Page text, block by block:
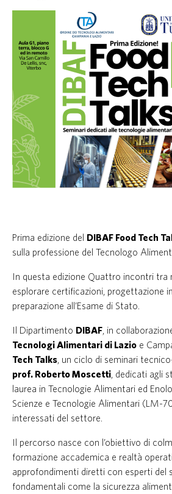
Prima edizione del DIBAF Food Tech
sulla professione del Tecnologo
In questa edizione Quattro incontri tra
esplorare certificazioni, progettazione
preparazione all’Esame di Stato.
Il Dipartimento DIBAF , in
Tecnologi Alimentari di Lazio e
Tech Talks , un ciclo di seminari
prof. Roberto Moscetti , dedicati agli
laurea in Tecnologie Alimentari ed
Scienze e Tecnologie Alimentari (LM-
interessati del settore.
Il percorso nasce con l’obiettivo di
formazione accademica e realtà
approfondimenti diretti con esperti del
fondamentali come la sicurezza